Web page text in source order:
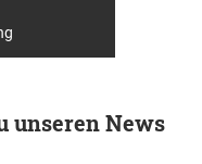
unseren News